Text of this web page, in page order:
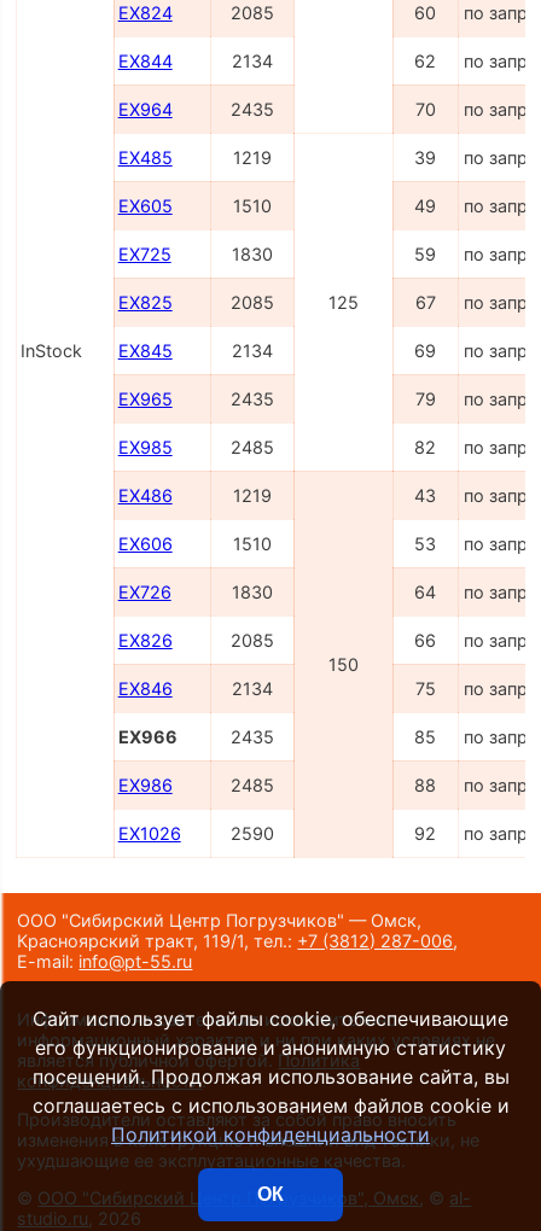
InStock
EX824 2085 60 по
EX844 2134 62 по
EX964 2435 70 по
EX485 1219
125
39 по
EX605 1510 49 по
EX725 1830 59 по
EX825 2085 67 по
EX845 2134 69 по
EX965 2435 79 по
EX985 2485 82 по
EX486 1219
150
43 по
EX606 1510 53 по
EX726 1830 64 по
EX826 2085 66 по
EX846 2134 75 по
EX966 2435 85 по
EX986 2485 88 по
EX1026 2590 92 по
ООО "Сибирский Центр Погрузчиков" — Омск,
Красноярский тракт, 119/1,тел.: +7 (3812) 287-006,
E-mail: info@pt-55.ru
Информация на сайте носит исключительно
информационный характер и ни при каких условиях не
является публичной офертой. Политика
конфиденциальности.
Производители оставляют за собой право вносить
изменения в конструкцию и внешний вид техники, не
ухудшающие ее эксплуатационные качества.
© ООО "Сибирский Центр Погрузчиков", Омск , © al-
studio.ru , 2026
Сайт использует файлы cookie, обеспечивающие
его функционирование и анонимную статистику
посещений. Продолжая использование сайта, вы
соглашаетесь с использованием файлов cookie и
Политикой конфиденциальности
ОК